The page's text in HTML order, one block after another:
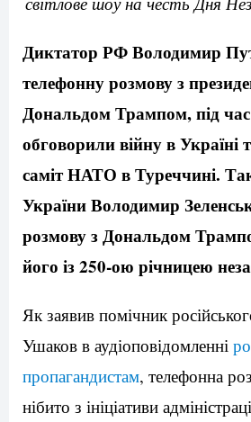
Диктатор РФ Володимир
телефонну розмову з
Дональдом Трампом, під
обговорили війну в Україні
саміт НАТО в Туреччині.
України Володимир
розмову з Дональдом
його із 250-ою річницею
Як заявив помічник
Ушаков в аудіоповідомленні
пропагандистам, телефонна
нібито з ініціативи